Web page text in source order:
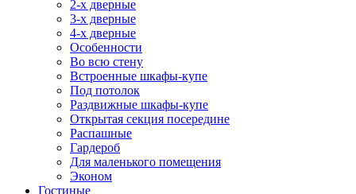
2-х дверные
3-х дверные
4-х дверные
Особенности
Во всю стену
Встроенные шкафы-купе
Под потолок
Раздвижные шкафы-купе
Открытая секция посередине
Распашные
Гардероб
Для маленького помещения
Эконом
Гостиные